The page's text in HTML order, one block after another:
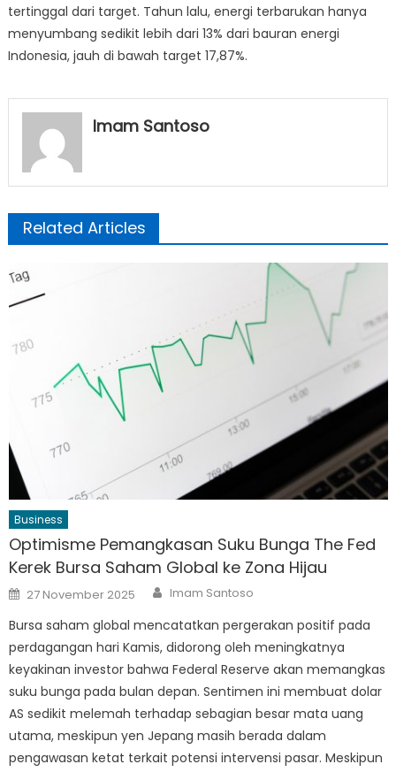
tertinggal dari target. Tahun lalu, energi terbarukan hanya
menyumbang sedikit lebih dari 13% dari bauran energi
Indonesia, jauh di bawah target 17,87%.
Imam Santoso
Related Articles
Business
Optimisme Pemangkasan Suku Bunga The Fed
Kerek Bursa Saham Global ke Zona Hijau
Posted
on
27 November 2025 Author
Imam Santoso
Bursa saham global mencatatkan pergerakan positif pada
perdagangan hari Kamis, didorong oleh meningkatnya
keyakinan investor bahwa Federal Reserve akan memangkas
suku bunga pada bulan depan. Sentimen ini membuat dolar
AS sedikit melemah terhadap sebagian besar mata uang
utama, meskipun yen Jepang masih berada dalam
pengawasan ketat terkait potensi intervensi pasar. Meskipun